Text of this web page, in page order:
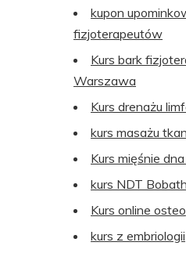
kupon
fizjoterapeutów
Kurs bark
Warszawa
Kurs drenażu
kurs masażu
Kurs mięśnie
kurs NDT Bobath
Kurs online
kurs z embriologii